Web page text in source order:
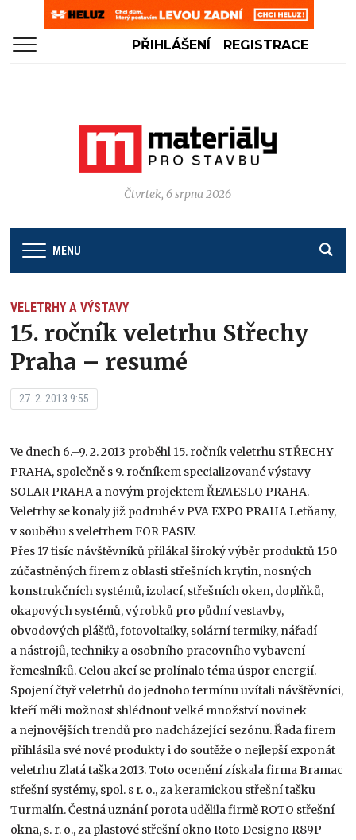
PŘIHLÁŠENÍ REGISTRACE
Čtvrtek, 6 srpna 2026
MENU
VELETRHY A VÝSTAVY
15. ročník veletrhu Střechy
Praha – resumé
27. 2. 2013 9:55
Ve dnech 6.–9. 2. 2013 proběhl 15. ročník veletrhu STŘECHY
PRAHA, společně s 9. ročníkem specializované výstavy
SOLAR PRAHA a novým projektem ŘEMESLO PRAHA.
Veletrhy se konaly již podruhé v PVA EXPO PRAHA Letňany,
v souběhu s veletrhem FOR PASIV.
Přes 17 tisíc návštěvníků přilákal široký výběr produktů 150
zúčastněných firem z oblasti střešních krytin, nosných
konstrukčních systémů, izolací, střešních oken, doplňků,
okapových systémů, výrobků pro půdní vestavby,
obvodových plášťů, fotovoltaiky, solární termiky, nářadí
a nástrojů, techniky a osobního pracovního vybavení
řemeslníků. Celou akcí se prolínalo téma úspor energií.
Spojení čtyř veletrhů do jednoho termínu uvítali návštěvníci,
kteří měli možnost shlédnout velké množství novinek
a nejnovějších trendů pro nadcházející sezónu. Řada firem
přihlásila své nové produkty i do soutěže o nejlepší exponát
veletrhu Zlatá taška 2013. Toto ocenění získala firma Bramac
střešní systémy, spol. s r. o., za keramickou střešní tašku
Turmalín. Čestná uznání porota udělila firmě ROTO střešní
okna, s. r. o., za plastové střešní okno Roto Designo R89P